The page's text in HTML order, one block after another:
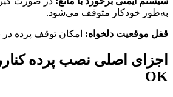
به‌طور خودکار متوقف می‌شود.
قفل موقعیت دلخواه: امکان توقف پرده
OK